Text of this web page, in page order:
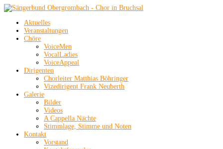
Aktuelles
Veranstaltungen
Chöre
VoiceMen
VocalLadies
VoiceAppeal
Dirigenten
Chorleiter Matthias Böhringer
Vizedirigent Frank Neuberth
Galerie
Bilder
Videos
A Cappella Nächte
Stimmlage, Stimme und Noten
Kontakt
Vorstand